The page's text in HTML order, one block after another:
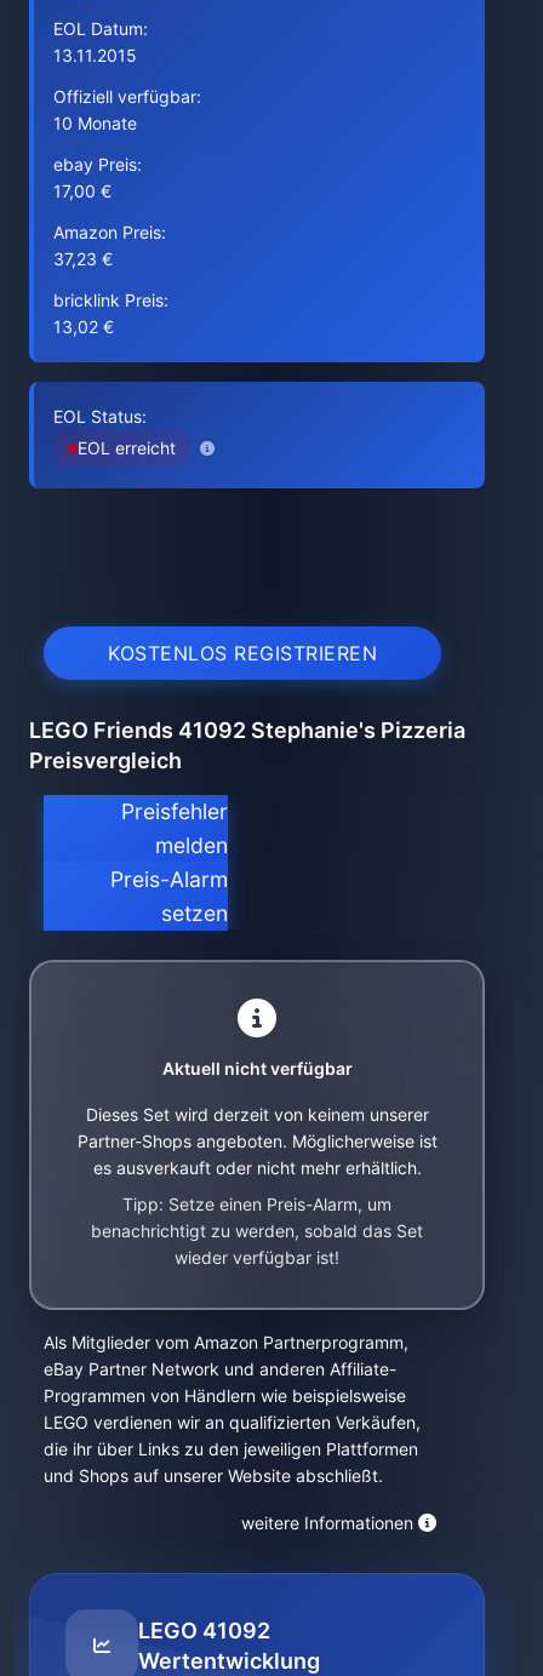
EOL Datum:
13.11.2015
Offiziell verfügbar:
10 Monate
ebay Preis:
17,00 €
Amazon Preis:
37,23 €
bricklink Preis:
13,02 €
EOL Status:
EOL erreicht
KOSTENLOS REGISTRIEREN
LEGO Friends 41092 Stephanie's Pizzeria
Preisvergleich
Preisfehler
melden
Preis-Alarm
setzen
Aktuell nicht verfügbar
Dieses Set wird derzeit von keinem unserer
Partner-Shops angeboten. Möglicherweise ist
es ausverkauft oder nicht mehr erhältlich.
Tipp: Setze einen Preis-Alarm, um
benachrichtigt zu werden, sobald das Set
wieder verfügbar ist!
Als Mitglieder vom Amazon Partnerprogramm,
eBay Partner Network und anderen Affiliate-
Programmen von Händlern wie beispielsweise
LEGO verdienen wir an qualifizierten Verkäufen,
die ihr über Links zu den jeweiligen Plattformen
und Shops auf unserer Website abschließt.
weitere Informationen
LEGO 41092
Wertentwicklung